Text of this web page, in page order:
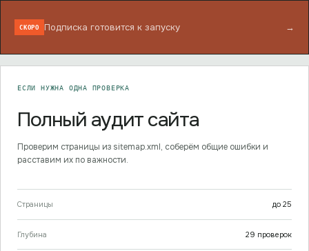
СКОРО Подписка готовится к запуску →
ЕСЛИ НУЖНА ОДНА ПРОВЕРКА
Полный аудит сайта
Проверим страницы из sitemap.xml, соберём общие ошибки и
расставим их по важности.
Страницы до 25
Глубина 29 проверок